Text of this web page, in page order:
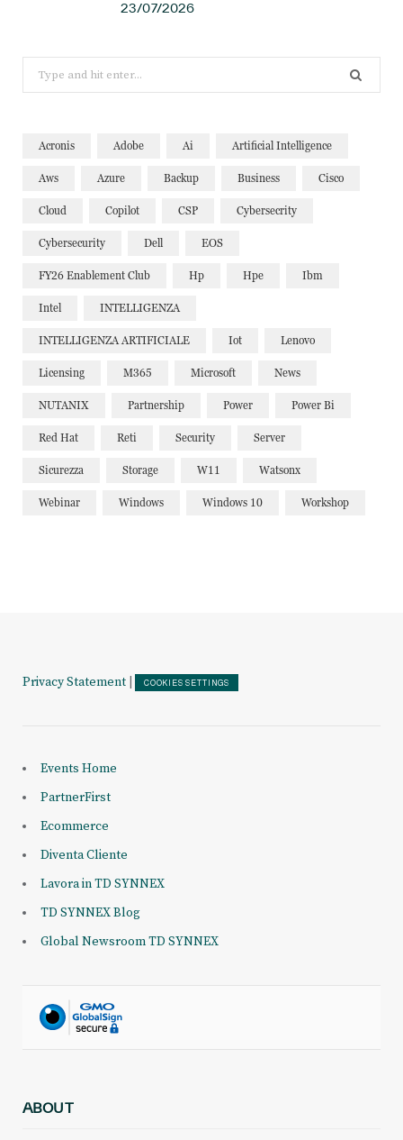
23/07/2026
for:
Acronis Adobe Ai Artificial Intelligence
Aws Azure Backup Business Cisco
Cloud Copilot CSP Cybersecrity
Cybersecurity Dell EOS
FY26 Enablement Club Hp Hpe Ibm
Intel INTELLIGENZA
INTELLIGENZA ARTIFICIALE Iot Lenovo
Licensing M365 Microsoft News
NUTANIX Partnership Power Power Bi
Red Hat Reti Security Server
Sicurezza Storage W11 Watsonx
Webinar Windows Windows 10 Workshop
Privacy Statement COOKIES SETTINGS
Events Home
PartnerFirst
Ecommerce
Diventa Cliente
Lavora in TD SYNNEX
TD SYNNEX Blog
Global Newsroom TD SYNNEX
ABOUT